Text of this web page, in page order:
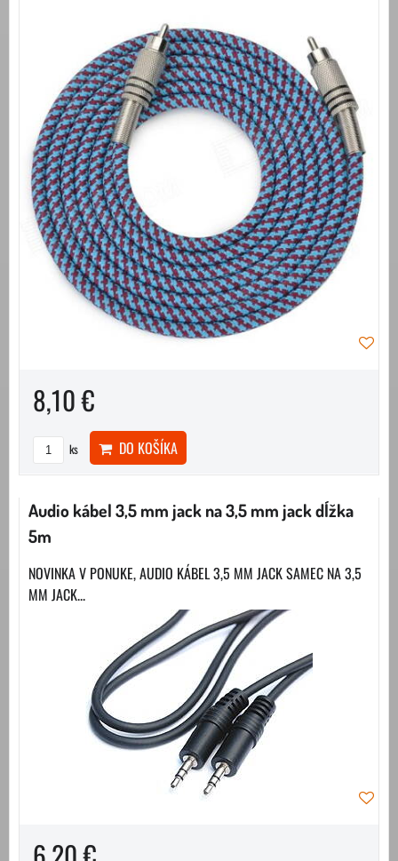
8,10 €
ks DO KOŠÍKA
Audio kábel 3,5 mm jack na 3,5 mm jack dĺžka
5m
NOVINKA V PONUKE, AUDIO KÁBEL 3,5 MM JACK SAMEC NA 3,5
MM JACK...